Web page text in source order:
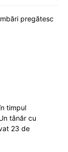
pregătesc
timpul
tânăr cu
23 de